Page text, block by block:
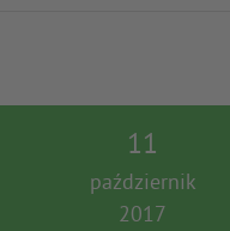
11
październik
2017